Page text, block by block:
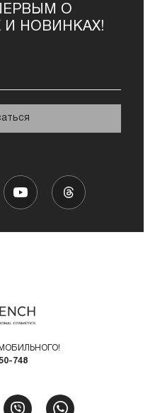
О
И НОВИНКАХ!
748